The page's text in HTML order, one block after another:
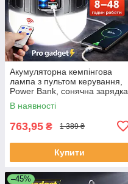
Акумуляторна кемпінгова
лампа з пультом керування,
Power Bank, сонячна зарядка
ESMARTER
В наявності
763,95 ₴ 1 389 ₴
Купити
–45%